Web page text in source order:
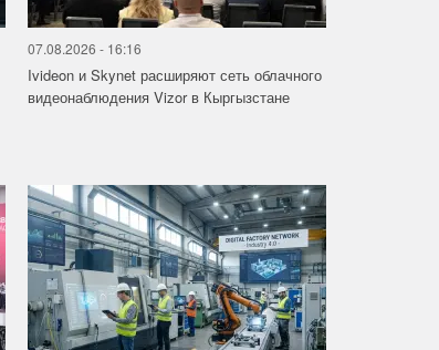
07.08.2026 - 16:16
Ivideon и Skynet расширяют сеть облачного
видеонаблюдения Vizor в Кыргызстане